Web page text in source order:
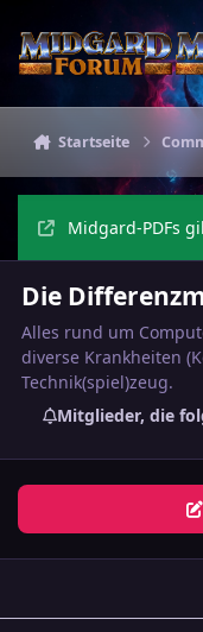
Startseite
Midgard-PDFs
Die
Alles rund um
diverse Krankheiten
Technik(spiel)zeug.
Mitglieder, die